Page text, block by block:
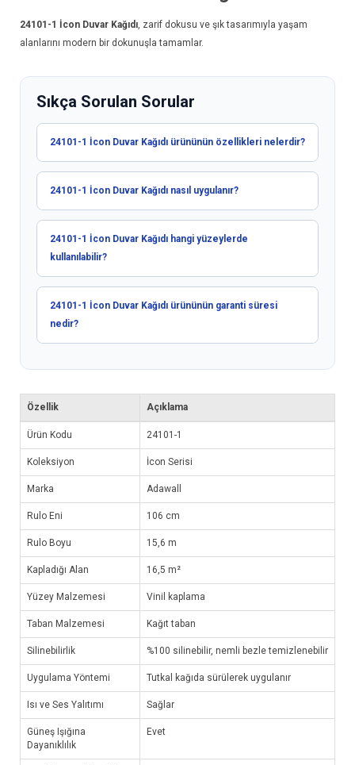
24101-1 İcon Duvar Kağıdı , zarif dokusu ve şık tasarımıyla yaşam
alanlarını modern bir dokunuşla tamamlar.
Sıkça Sorulan Sorular
24101-1 İcon Duvar Kağıdı ürününün özellikleri nelerdir?
24101-1 İcon Duvar Kağıdı nasıl uygulanır?
24101-1 İcon Duvar Kağıdı hangi yüzeylerde
kullanılabilir?
24101-1 İcon Duvar Kağıdı ürününün garanti süresi
nedir?
Özellik Açıklama
Ürün Kodu 24101-1
Koleksiyon İcon Serisi
Marka Adawall
Rulo Eni 106 cm
Rulo Boyu 15,6 m
Kapladığı Alan 16,5 m²
Yüzey Malzemesi Vinil kaplama
Taban Malzemesi Kağıt taban
Silinebilirlik %100 silinebilir, nemli bezle temizlenebilir
Uygulama Yöntemi Tutkal kağıda sürülerek uygulanır
Isı ve Ses Yalıtımı Sağlar
Güneş Işığına
Dayanıklılık
Evet